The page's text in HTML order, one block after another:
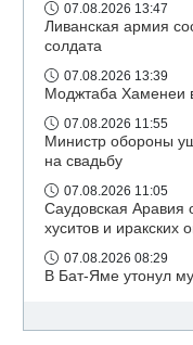
07.08.2026 13:47
Ливанская армия
солдата
07.08.2026 13:39
Моджтаба Хаменеи
07.08.2026 11:55
Министр обороны
на свадьбу
07.08.2026 11:05
Саудовская Аравия
хуситов и иракских
07.08.2026 08:29
В Бат-Яме утонул